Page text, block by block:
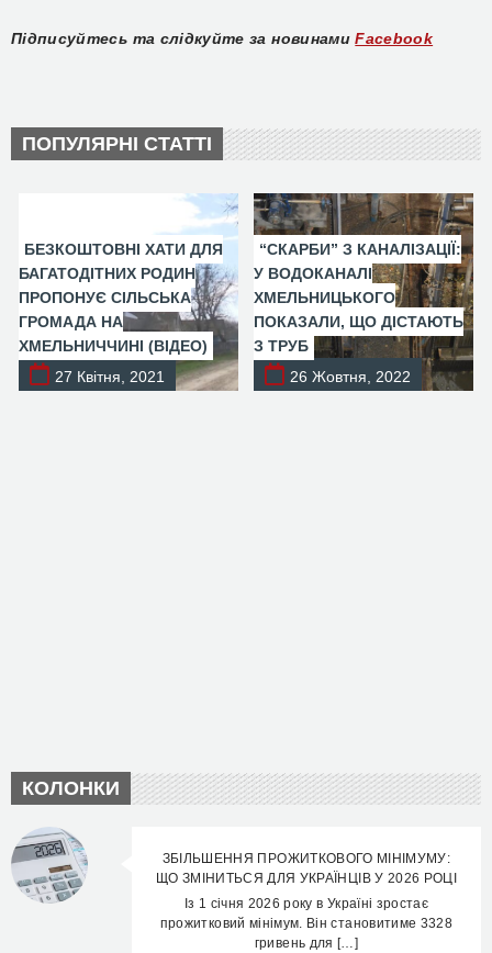
Підписуйтесь та слідкуйте за новинами Facebook
ПОПУЛЯРНІ СТАТТІ
БЕЗКОШТОВНІ ХАТИ ДЛЯ
БАГАТОДІТНИХ РОДИН
ПРОПОНУЄ СІЛЬСЬКА
ГРОМАДА НА
ХМЕЛЬНИЧЧИНІ (ВІДЕО)
27 Квітня, 2021
“СКАРБИ” З КАНАЛІЗАЦІЇ:
У ВОДОКАНАЛІ
ХМЕЛЬНИЦЬКОГО
ПОКАЗАЛИ, ЩО ДІСТАЮТЬ
З ТРУБ
26 Жовтня, 2022
КОЛОНКИ
ЗБІЛЬШЕННЯ ПРОЖИТКОВОГО МІНІМУМУ:
ЩО ЗМІНИТЬСЯ ДЛЯ УКРАЇНЦІВ У 2026 РОЦІ
Із 1 січня 2026 року в Україні зростає
прожитковий мінімум. Він становитиме 3328
гривень для […]